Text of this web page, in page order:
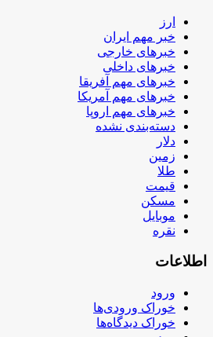
ارز
خبر مهم ایران
خبرهای خارجی
خبرهای داخلی
خبرهای مهم آفریقا
خبرهای مهم آمریکا
خبرهای مهم اروپا
دسته‌بندی نشده
دلار
زمین
طلا
قیمت
مسکن
موبایل
نقره
اطلاعات
ورود
خوراک ورودی‌ها
خوراک دیدگاه‌ها